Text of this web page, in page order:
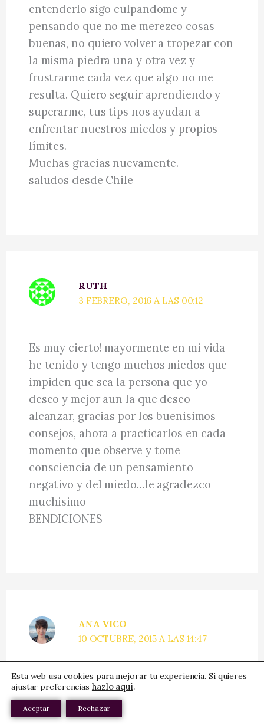
entenderlo sigo culpandome y
pensando que no me merezco cosas
buenas, no quiero volver a tropezar con
la misma piedra una y otra vez y
frustrarme cada vez que algo no me
resulta. Quiero seguir aprendiendo y
superarme, tus tips nos ayudan a
enfrentar nuestros miedos y propios
límites.
Muchas gracias nuevamente.
saludos desde Chile
RUTH
3 FEBRERO, 2016 A LAS 00:12
Es muy cierto! mayormente en mi vida
he tenido y tengo muchos miedos que
impiden que sea la persona que yo
deseo y mejor aun la que deseo
alcanzar, gracias por los buenisimos
consejos, ahora a practicarlos en cada
momento que observe y tome
consciencia de un pensamiento
negativo y del miedo…le agradezco
muchisimo
BENDICIONES
ANA VICO
10 OCTUBRE, 2015 A LAS 14:47
Hola María.
La idea es mejorarnos a nosotros
Esta web usa cookies para mejorar tu experiencia. Si quieres
ajustar preferencias hazlo aquí.
Aceptar Rechazar